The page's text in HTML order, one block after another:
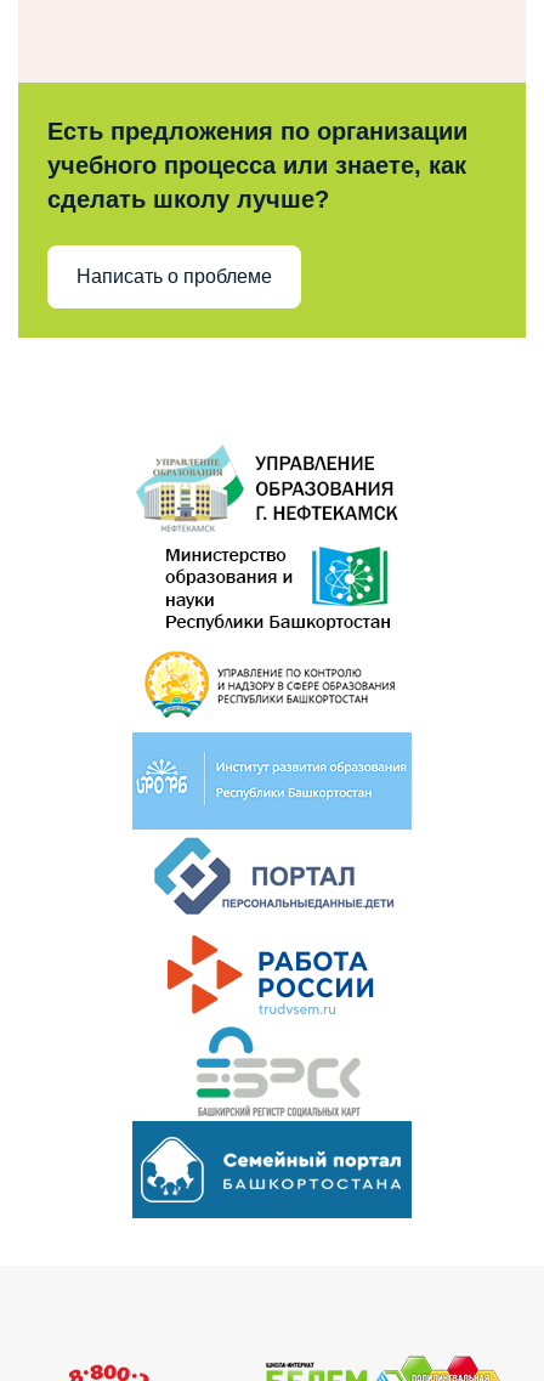
Есть предложения по организации
учебного процесса или знаете, как
сделать школу лучше?
Написать о проблеме